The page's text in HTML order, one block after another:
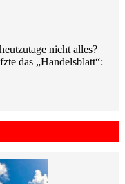
nicht alles?
das „Handelsblatt“: